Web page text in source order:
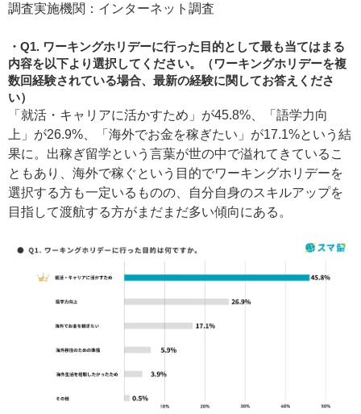
調査実施機関：インターネット調査
Q1. ワーキングホリデーに行った目的として最も当てはまる
内容を以下より選択してください。（ワーキングホリデーを複
数回経験されている場合、最新の経験に関してお答えくださ
い）
「就活・キャリアに活かすため」が45.8%、「語学力向
上」が26.9%、「海外でお金を稼ぎたい」が17.1%という結
果に。出稼ぎ留学という言葉が世の中で溢れてきているこ
ともあり、海外で稼ぐという目的でワーキングホリデーを
選択する方も一定いるものの、自分自身のスキルアップを
目指して渡航する方がまだまだ多い傾向にある。